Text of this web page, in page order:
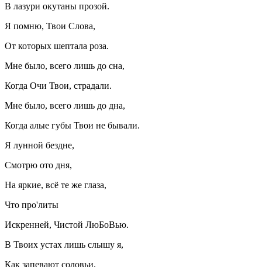
В лазури окутаны прозой.
Я помню, Твои Слова,
От которых шептала роза.
Мне было, всего лишь до сна,
Когда Очи Твои, страдали.
Мне было, всего лишь до дна,
Когда алые губы Твои не бывали.
Я лунной бездне,
Смотрю ото дня,
На яркие, всё те же глаза,
Что про'литы
Искренней, Чистой ЛюБоВью.
В Твоих устах лишь слышу я,
Как запевают соловьи,